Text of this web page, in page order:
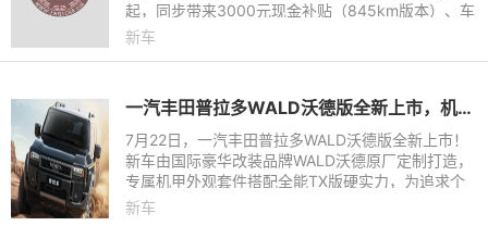
起，同步带来3000元现金补贴（845km版本）、车
漆配色免费选、高阶辅助驾驶免费送等诸多小订权
新车
一汽丰田普拉多WALD沃德版全新上市，机甲风格，硬核来袭！
7月22日，一汽丰田普拉多WALD沃德版全新上市！
新车由国际豪华改装品牌WALD沃德原厂定制打造，
专属机甲外观套件搭配全能TX版硬实力，为追求个
性的玩家带来官方定制硬派越野新选择，官方指导价
新车